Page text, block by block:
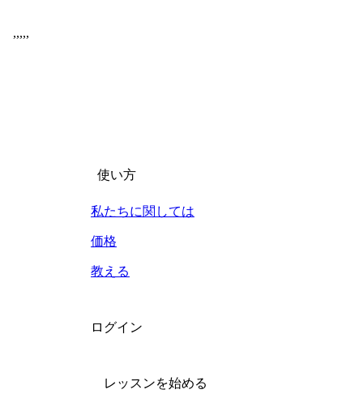
,,,,,
使い方
私たちに関しては
価格
教える
ログイン
レッスンを始める